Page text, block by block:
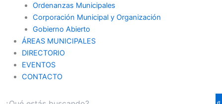
Ordenanzas Municipales
Corporación Municipal y Organización
Gobierno Abierto
ÁREAS MUNICIPALES
DIRECTORIO
EVENTOS
CONTACTO